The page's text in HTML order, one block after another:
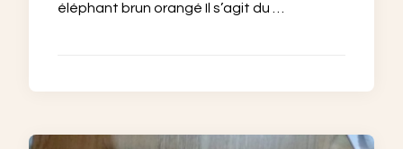
éléphant brun orangé Il s’agit du …